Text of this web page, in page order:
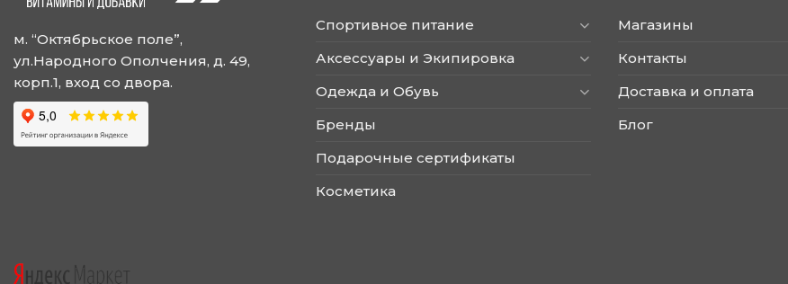
на
товара.
странице
товара.
м. “Октябрьское поле”,
ул.Народного Ополчения, д. 49,
корп.1, вход со двора.
Спортивное питание
Аксессуары и Экипировка
Одежда и Обувь
Бренды
Подарочные сертификаты
Косметика
Магазины
Контакты
Доставка и оплата
Блог